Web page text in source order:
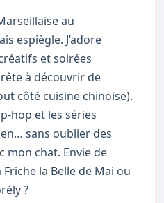
au
espiègle. J’adore
et soirées
à découvrir de
côté cuisine chinoise).
hop et les séries
sans oublier des
mon chat. Envie de
la Belle de Mai ou
?